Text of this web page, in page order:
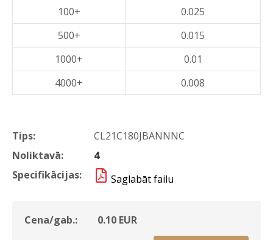
Tips:
CL21C180JBANNNC
Noliktavā:
4
Specifikācijas:
Saglabāt failu
Cena/gab.: 0.10 EUR
100+
0.025
500+
0.015
1000+
0.01
4000+
0.008